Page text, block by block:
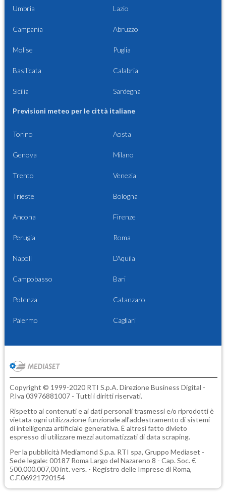
Umbria Lazio
Campania Abruzzo
Molise Puglia
Basilicata Calabria
Sicilia Sardegna
Previsioni meteo per le città italiane
Torino Aosta
Genova Milano
Trento Venezia
Trieste Bologna
Ancona Firenze
Perugia Roma
Napoli L'Aquila
Campobasso Bari
Potenza Catanzaro
Palermo Cagliari
Copyright © 1999-2020 RTI S.p.A. Direzione Business Digital -
P.Iva 03976881007 - Tutti i diritti riservati.
Rispetto ai contenuti e ai dati personali trasmessi e/o riprodotti è
vietata ogni utilizzazione funzionale all'addestramento di sistemi
di intelligenza artificiale generativa. È altresì fatto divieto
espresso di utilizzare mezzi automatizzati di data scraping.
Per la pubblicità Mediamond S.p.a. RTI spa, Gruppo Mediaset -
Sede legale: 00187 Roma Largo del Nazareno 8 - Cap. Soc. €
500.000.007,00 int. vers. - Registro delle Imprese di Roma,
C.F.06921720154